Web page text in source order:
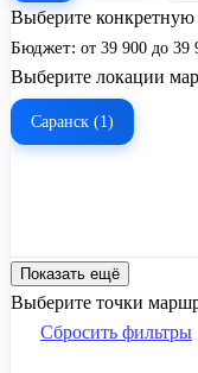
Выберите конкретную
Бюджет: от 39 900 до 39
Выберите локации
Саранск (1)
Показать ещё
Выберите точки
Сбросить фильтры